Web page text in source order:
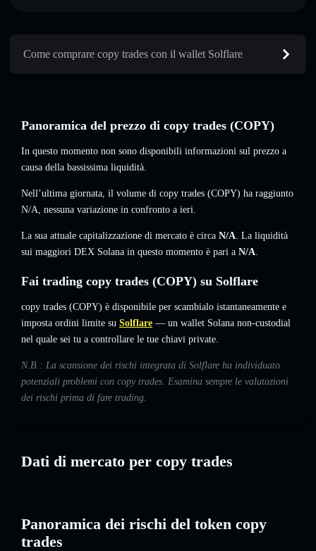
Come comprare copy trades con il wallet Solflare
Panoramica del prezzo di copy trades (COPY)
In questo momento non sono disponibili informazioni sul prezzo a
causa della bassissima liquidità.
Nell’ultima giornata, il volume di copy trades (COPY) ha raggiunto
N/A, nessuna variazione in confronto a ieri.
La sua attuale capitalizzazione di mercato è circa N/A. La liquidità
sui maggiori DEX Solana in questo momento è pari a N/A.
Fai trading copy trades (COPY) su Solflare
copy trades (COPY) è disponibile per scambialo istantaneamente e
imposta ordini limite su Solflare — un wallet Solana non-custodial
nel quale sei tu a controllare le tue chiavi private.
N.B.: La scansione dei rischi integrata di Solflare ha individuato
potenziali problemi con copy trades. Esamina sempre le valutazioni
dei rischi prima di fare trading.
Dati di mercato per copy trades
Panoramica dei rischi del token copy
trades